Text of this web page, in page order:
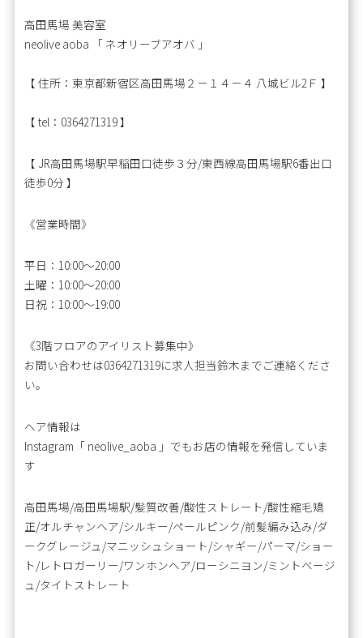
高田馬場 美容室
neolive aoba 「 ネオリーブアオバ 」
【 住所：東京都新宿区高田馬場２－１４－４ 八城ビル2Ｆ 】
【 tel：0364271319 】
【 JR高田馬場駅早稲田口徒歩３分/東西線高田馬場駅6番出口
徒歩0分 】
《営業時間》
平日：10:00〜20:00
土曜：10:00～20:00
日祝：10:00～19:00
《3階フロアのアイリスト募集中》
お問い合わせは0364271319に求人担当鈴木までご連絡くださ
い。
ヘア情報は
Instagram「 neolive_aoba 」でもお店の情報を発信していま
す
高田馬場/高田馬場駅/髪質改善/酸性ストレート/酸性縮毛矯
正/オルチャンヘア/シルキー/ペールピンク/前髪編み込み/ダ
ークグレージュ/マニッシュショート/シャギー/パーマ/ショー
ト/レトロガーリー/ワンホンヘア/ローシニヨン/ミントベージ
ュ/タイトストレート